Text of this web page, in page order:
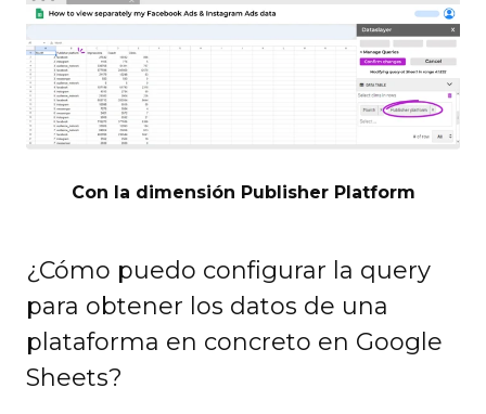
Con la dimensión Publisher Platform
¿Cómo puedo configurar la query
para obtener los datos de una
plataforma en concreto en Google
Sheets?